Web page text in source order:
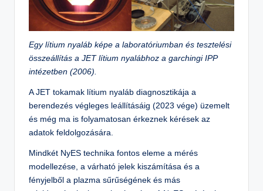
Egy lítium nyaláb képe a laboratóriumban és tesztelési
összeállítás a JET lítium nyalábhoz a garchingi IPP
intézetben (2006).
A JET tokamak lítium nyaláb diagnosztikája a
berendezés végleges leállításáig (2023 vége) üzemelt
és még ma is folyamatosan érkeznek kérések az
adatok feldolgozására.
Mindkét NyES technika fontos eleme a mérés
modellezése, a várható jelek kiszámítása és a
fényjelből a plazma sűrűségének és más